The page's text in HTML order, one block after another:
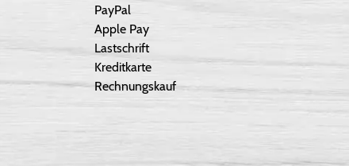
PayPal
Apple Pay
Lastschrift
Kreditkarte
Rechnungskauf